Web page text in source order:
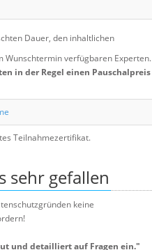
Dauer, den inhaltlichen
Wunschtermin verfügbaren Experten.
in der Regel einen Pauschalpreis
Teilnahmezertifikat.
sehr gefallen
keine
und detailliert auf Fragen ein."